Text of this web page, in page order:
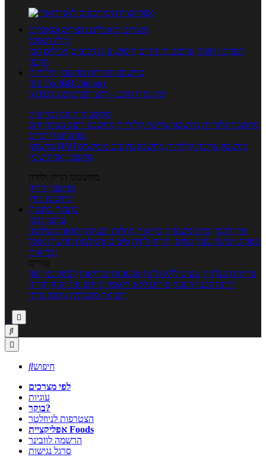
מוצרים ומאכלים מוצרים ומאכלים
מילון האוכל
תפריטי תזונה ערכים תזונתיים חיפוש ע"פ רכיבים מכילים הכי
הרבה
מחשבון קלוריות מחשבון קלוריות
מנוי FoodsDictionary
5 ימי ניסיון חינם - לחצו לפרטים נוספים
מחשבוני תזונה ובריאות
מחשבון קלוריות מחשבון שריפת קלוריות מחשבון דופק מטרה יחס
מותניים לירכיים
מחשבון BMI
מחשבון צריכת קלוריות מחשבון מינונים מומלצים
מחשבון אחוז שומן
מחשבוני הריון ולידה
מחשבון הריון
מחשבון ביוץ
כתבות כתבות
ערוצי תוכן
איך להכין בית ומשפחה בריאות מחלות ובעיות רפואה משלימה
ספורט וכושר גופני נשים, הריון ולידה טיפים והמלצות חדשות אוכל
ובריאות
טורים
בריאות בצלחת טעים ללא גלוטן טבעונות לבריאות לבשל כמו שף
תזונה לבטן רגועה מרזים ללא דיאטה מזיזים את הגוף הרזיה
ורפואה משלימה גורמה ביתי



חיפוש
לפי מצרכים
עוגיות
בוקר?
הצטרפות לניוזלטר
אפליקציית Foods
הרשמה לוובינר
סרגל נגישות